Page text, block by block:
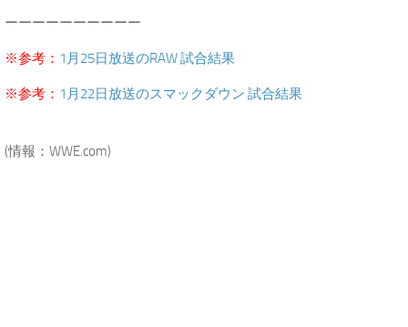
ーーーーーーーーーー
※参考： 1月25日放送のRAW 試合結果
※参考： 1月22日放送のスマックダウン 試合結果
(情報：WWE.com)